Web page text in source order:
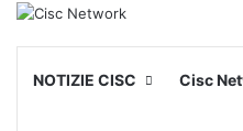
NOTIZIE CISC Cisc